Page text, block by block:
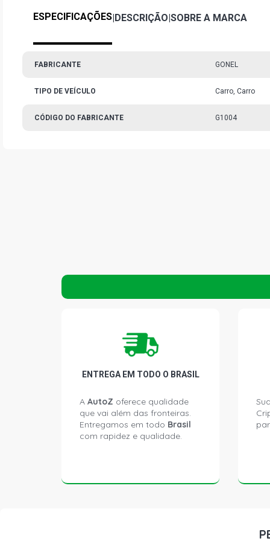
ESPECIFICAÇÕES|DESCRIÇÃO|SOBRE A MARCA
FABRICANTE GONEL
TIPO DE VEÍCULO Carro, Carro
CÓDIGO DO FABRICANTE G1004
ENTREGA EM TODO O BRASIL
A AutoZ oferece qualidade
que vai além das fronteiras.
Entregamos em todo Brasil
com rapidez e qualidade.